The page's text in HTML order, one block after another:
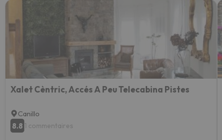
Xalet Cèntric, Accés A Peu Telecabina Pistes
Canillo
8.8 1 commentaires